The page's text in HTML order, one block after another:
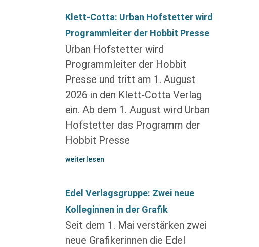
Klett-Cotta: Urban Hofstetter wird
Programmleiter der Hobbit Presse
Urban Hofstetter wird
Programmleiter der Hobbit
Presse und tritt am 1. August
2026 in den Klett-Cotta Verlag
ein. Ab dem 1. August wird Urban
Hofstetter das Programm der
Hobbit Presse
weiterlesen
Edel Verlagsgruppe: Zwei neue
Kolleginnen in der Grafik
Seit dem 1. Mai verstärken zwei
neue Grafikerinnen die Edel